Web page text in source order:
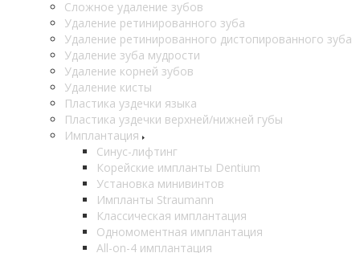
Сложное удаление зубов
Удаление ретинированного зуба
Удаление ретинированного дистопированного зуба
Удаление зуба мудрости
Удаление корней зубов
Удаление кисты
Пластика уздечки языка
Пластика уздечки верхней/нижней губы
Имплантация
Синус-лифтинг
Корейские импланты Dentium
Установка минивинтов
Импланты Straumann
Классическая имплантация
Одномоментная имплантация
All-on-4 имплантация